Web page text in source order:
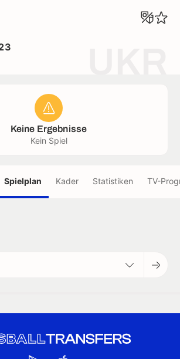
Keine Ergebnisse
Kein Spiel
Spielplan Kader Statistiken TV-